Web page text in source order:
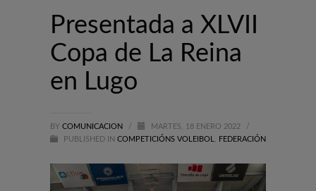
Presentada a XLVII
Copa de La Reina
en Lugo
BY COMUNICACION / MARTES, 18 ENERO 2022
/
PUBLISHED IN COMPETICIÓNS VOLEIBOL FEDERACIÓN